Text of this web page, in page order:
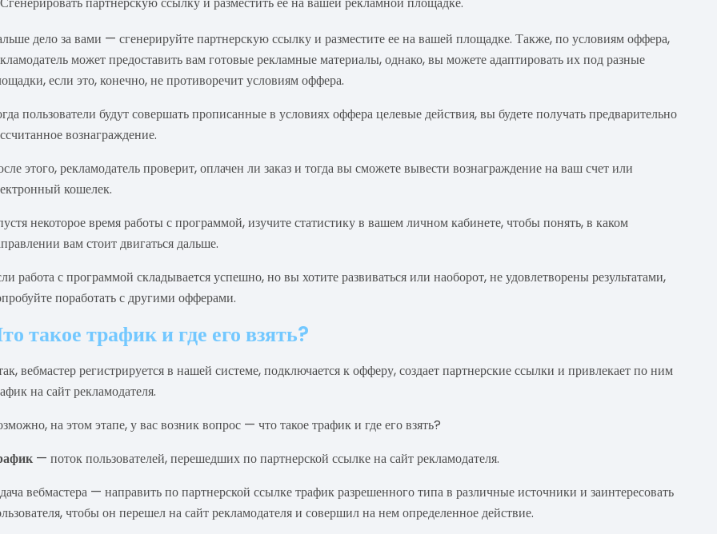
дело за вами — сгенерируйте партнерскую ссылку и разместите ее на вашей площадке. Также, по условиям оффера,
может предоставить вам готовые рекламные материалы, однако, вы можете адаптировать их под разные
если это, конечно, не противоречит условиям оффера.
пользователи будут совершать прописанные в условиях оффера целевые действия, вы будете получать предварительно
вознаграждение.
этого, рекламодатель проверит, оплачен ли заказ и тогда вы сможете вывести вознаграждение на ваш счет или
кошелек.
некоторое время работы с программой, изучите статистику в вашем личном кабинете, чтобы понять, в каком
вам стоит двигаться дальше.
работа с программой складывается успешно, но вы хотите развиваться или наоборот, не удовлетворены результатами,
поработать с другими офферами.
такое трафик и где его взять?
вебмастер регистрируется в нашей системе, подключается к офферу, создает партнерские ссылки и привлекает по ним
на сайт рекламодателя.
на этом этапе, у вас возник вопрос — что такое трафик и где его взять?
— поток пользователей, перешедших по партнерской ссылке на сайт рекламодателя.
вебмастера — направить по партнерской ссылке трафик разрешенного типа в различные источники и заинтересовать
чтобы он перешел на сайт рекламодателя и совершил на нем определенное действие.